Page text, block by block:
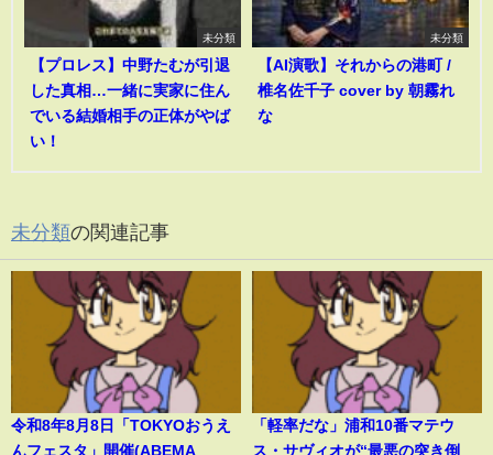
未分類
【プロレス】中野たむが引退
した真相…一緒に実家に住ん
でいる結婚相手の正体がやば
い！
未分類
【AI演歌】それからの港町 /
椎名佐千子 cover by 朝霧れ
な
未分類の関連記事
令和8年8月8日「TOKYOおうえ
んフェスタ」開催(ABEMA
「軽率だな」浦和10番マテウ
ス・サヴィオが“最悪の突き倒